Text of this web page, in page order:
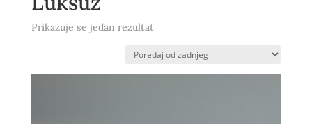
Prikazuje se jedan rezultat